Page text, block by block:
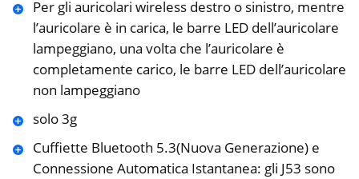
Per gli auricolari wireless destro o sinistro, mentre
l’auricolare è in carica, le barre LED dell’auricolare
lampeggiano, una volta che l’auricolare è
completamente carico, le barre LED dell’auricolare
non lampeggiano
solo 3g
Cuffiette Bluetooth 5.3(Nuova Generazione) e
Connessione Automatica Istantanea: gli J53 sono